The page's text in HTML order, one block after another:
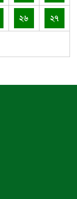
২৬ ২৭